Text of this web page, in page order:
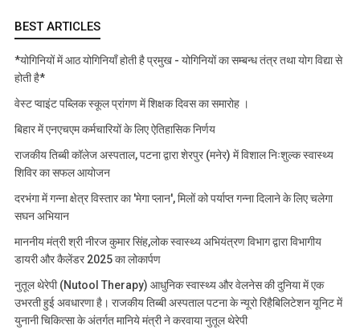
BEST ARTICLES
*योगिनियों में आठ योगिनियाँ होती है प्रमुख - योगिनियों का सम्बन्ध तंत्र तथा योग विद्या से
होती है*
वेस्ट प्वाइंट पब्लिक स्कूल प्रांगण में शिक्षक दिवस का समारोह ।
बिहार में एनएचएम कर्मचारियों के लिए ऐतिहासिक निर्णय
राजकीय तिब्बी कॉलेज अस्पताल, पटना द्वारा शेरपुर (मनेर) में विशाल निःशुल्क स्वास्थ्य
शिविर का सफल आयोजन
दरभंगा में गन्ना क्षेत्र विस्तार का 'मेगा प्लान', मिलों को पर्याप्त गन्ना दिलाने के लिए चलेगा
सघन अभियान
माननीय मंत्री श्री नीरज कुमार सिंह,लोक स्वास्थ्य अभियंत्रण विभाग द्वारा विभागीय
डायरी और कैलेंडर 2025 का लोकार्पण
नुतूल थेरेपी (Nutool Therapy) आधुनिक स्वास्थ्य और वेलनेस की दुनिया में एक
उभरती हुई अवधारणा है। राजकीय तिब्बी अस्पताल पटना के न्यूरो रिहैबिलिटेशन यूनिट में
युनानी चिकित्सा के अंतर्गत मानिये मंत्री ने करवाया नुतूल थेरेपी